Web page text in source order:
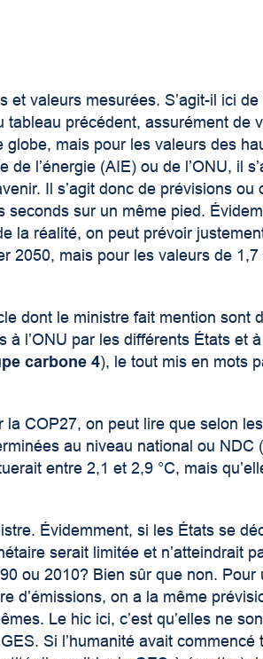
valeurs mesurées. S’agit-il ici
précédent, assurément de
mais pour les valeurs des
l’énergie (AIE) ou de l’ONU, il
Il s’agit donc de prévisions ou
seconds sur un même pied.
la réalité, on peut prévoir
2050, mais pour les valeurs de
dont le ministre fait mention sont
l’ONU par les différents États et
carbone 4), le tout mis en mots
la COP27, on peut lire que selon
au niveau national ou NDC
entre 2,1 et 2,9 °C, mais
Évidemment, si les États se
serait limitée et n’atteindrait
ou 2010? Bien sûr que non. Pour
d’émissions, on a la même
Le hic ici, c’est qu’elles ne
Si l’humanité avait commencé